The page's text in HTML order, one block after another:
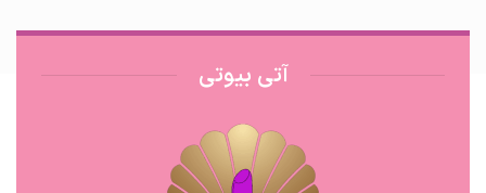
آتی بیوتی